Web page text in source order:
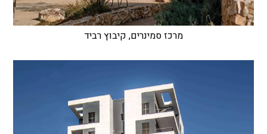
מרכז סמינרים, קיבוץ רביד